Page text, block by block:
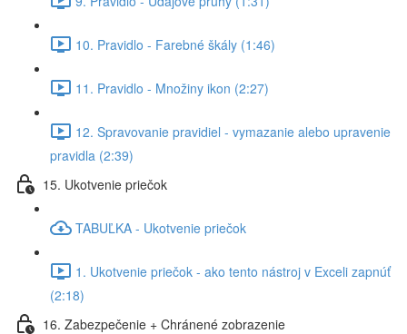
10. Pravidlo - Farebné škály (1:46)
11. Pravidlo - Množiny ikon (2:27)
12. Spravovanie pravidiel - vymazanie alebo upravenie
pravidla (2:39)
15. Ukotvenie priečok
TABUĽKA - Ukotvenie priečok
1. Ukotvenie priečok - ako tento nástroj v Exceli zapnúť
(2:18)
16. Zabezpečenie + Chránené zobrazenie